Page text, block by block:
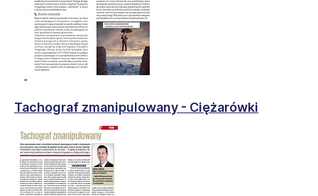
Tachograf zmanipulowany - Ciężarówki